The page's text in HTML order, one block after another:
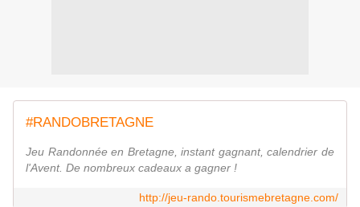
#RANDOBRETAGNE
Jeu Randonnée en Bretagne, instant gagnant, calendrier de
l'Avent. De nombreux cadeaux a gagner !
http://jeu-rando.tourismebretagne.com/